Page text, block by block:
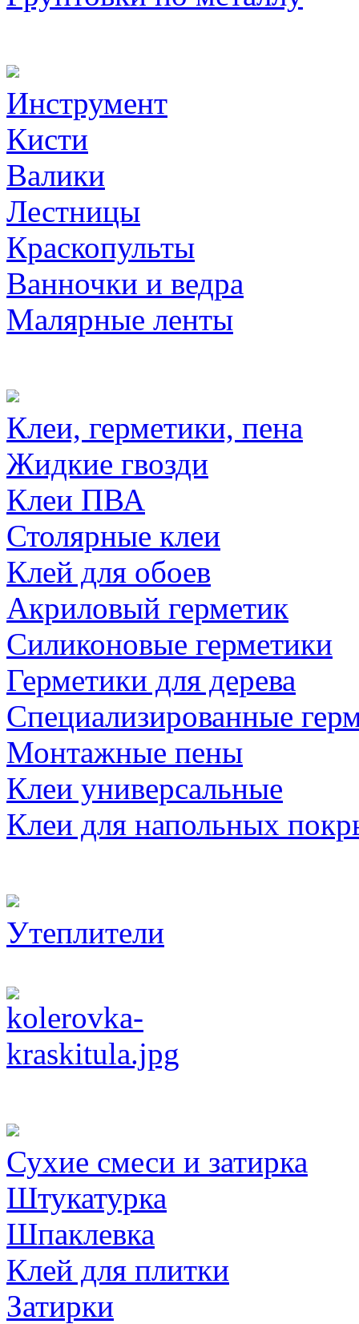
Инструмент
Кисти
Валики
Лестницы
Краскопульты
Ванночки и ведра
Малярные ленты
Клеи, герметики, пена
Жидкие гвозди
Клеи ПВА
Столярные клеи
Клей для обоев
Акриловый герметик
Силиконовые герметики
Герметики для дерева
Специализированные
Монтажные пены
Клеи универсальные
Клеи для напольных
Утеплители
Сухие смеси и затирка
Штукатурка
Шпаклевка
Клей для плитки
Затирки